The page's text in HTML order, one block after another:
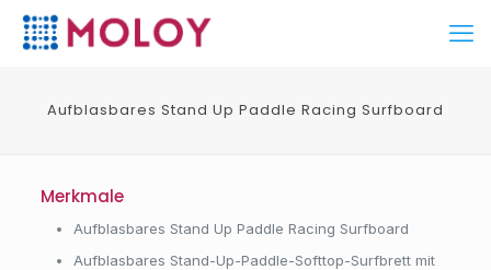
Aufblasbares Stand Up Paddle Racing Surfboard
Merkmale
Aufblasbares Stand Up Paddle Racing Surfboard
Aufblasbares Stand-Up-Paddle-Softtop-Surfbrett mit